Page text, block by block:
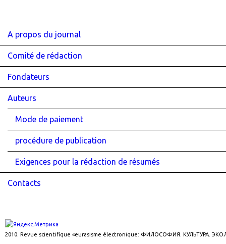
A propos du journal
Comité de rédaction
Fondateurs
Auteurs
Mode de paiement
procédure de publication
Exigences pour la rédaction de résumés
Contacts
2010. Revue scientifique «eurasisme électronique: ФИЛОСОФИЯ. КУЛЬТУРА.